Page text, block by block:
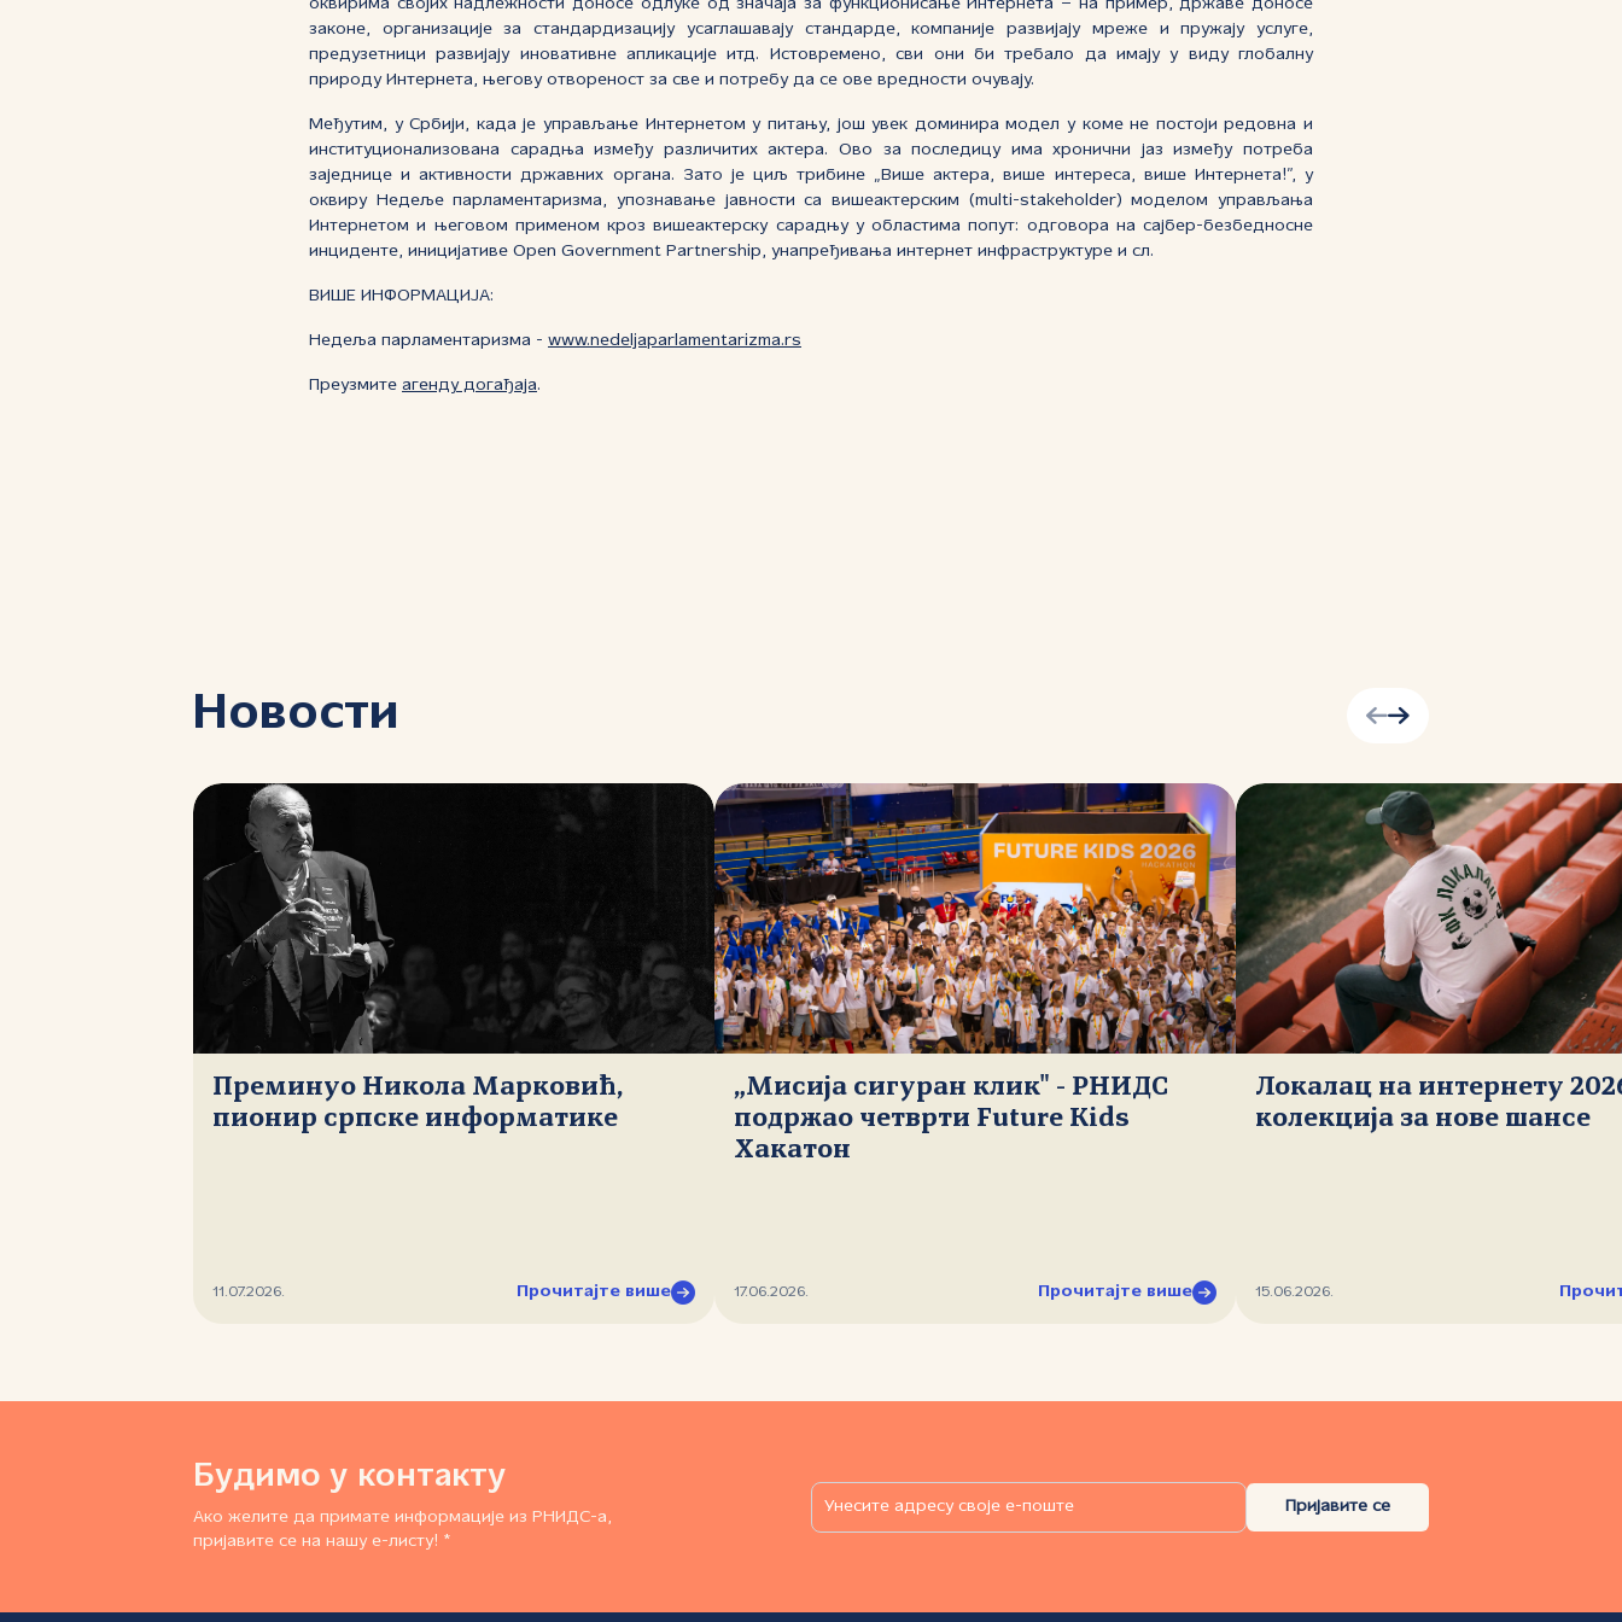
оквирима својих надлежности доносе одлуке од значаја за функционисање Интернета – на пример, државе доносе
законе, организације за стандардизацију усаглашавају стандарде, компаније развијају мреже и пружају услуге,
предузетници развијају иновативне апликације итд. Истовремено, сви они би требало да имају у виду глобалну
природу Интернета, његову отвореност за све и потребу да се ове вредности очувају.
Међутим, у Србији, када је управљање Интернетом у питању, још увек доминира модел у коме не постоји редовна и
институционализована сарадња између различитих актера. Ово за последицу има хронични јаз између потреба
заједнице и активности државних органа. Зато је циљ трибине „Више актера, више интереса, више Интернета!”, у
оквиру Недеље парламентаризма, упознавање јавности са вишеактерским (multi-stakeholder) моделом управљања
Интернетом и његовом применом кроз вишеактерску сарадњу у областима попут: одговора на сајбер-безбедносне
инциденте, иницијативе Open Government Partnership, унапређивања интернет инфраструктуре и сл.
ВИШЕ ИНФОРМАЦИЈА:
Недеља парламентаризма - www.nedeljaparlamentarizma.rs
Преузмите агенду догађаја.
Новости
Преминуо Никола Марковић,
пионир српске информатике
11.07.2026. Прочитајте више
„Мисија сигуран клик" - РНИДС
подржао четврти Future Kids
Хакатон
17.06.2026. Прочитајте више
Локалац на интернету
колекција за нове шансе
15.06.2026.
Будимо у контакту
Ако желите да примате информације из РНИДС-а,
пријавите се на нашу е-листу! *
Пријавите се